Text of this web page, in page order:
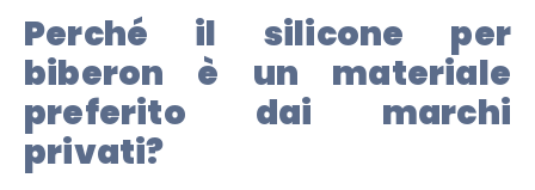
Perché il silicone per
biberon è un materiale
preferito dai marchi
privati?